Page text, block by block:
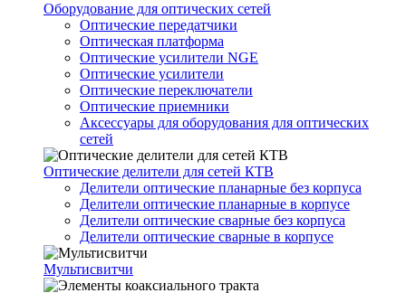
Оборудование для оптических сетей
Оптические передатчики
Оптическая платформа
Оптические усилители NGE
Оптические усилители
Оптические переключатели
Оптические приемники
Аксессуары для оборудования для оптических
сетей
Оптические делители для сетей КТВ
Делители оптические планарные без корпуса
Делители оптические планарные в корпусе
Делители оптические сварные без корпуса
Делители оптические сварные в корпусе
Мультисвитчи